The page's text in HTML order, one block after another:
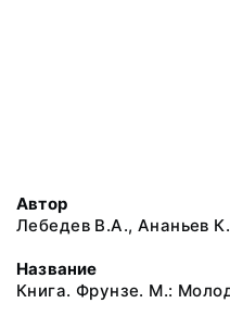
Автор
Лебедев В.А., Ананьев
Название
Книга. Фрунзе. М.: